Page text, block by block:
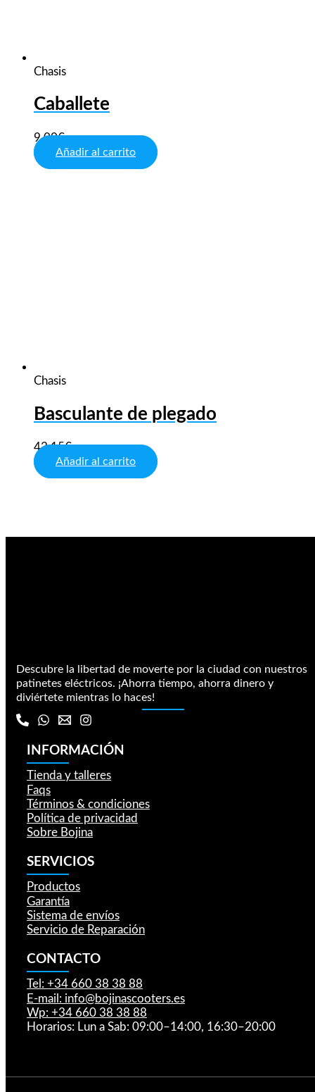
Chasis
Caballete
9,00€
Añadir al carrito
Chasis
Basculante de plegado
43,15€
Añadir al carrito
Descubre la libertad de moverte por la ciudad con nuestros
patinetes eléctricos. ¡Ahorra tiempo, ahorra dinero y
diviértete mientras lo haces!
INFORMACIÓN
Tienda y talleres
Faqs
Términos & condiciones
Política de privacidad
Sobre Bojina
SERVICIOS
Productos
Garantía
Sistema de envíos
Servicio de Reparación
CONTACTO
Tel: +34 660 38 38 88
E-mail: info@bojinascooters.es
Wp: +34 660 38 38 88
Horarios: Lun a Sab: 09:00–14:00, 16:30–20:00